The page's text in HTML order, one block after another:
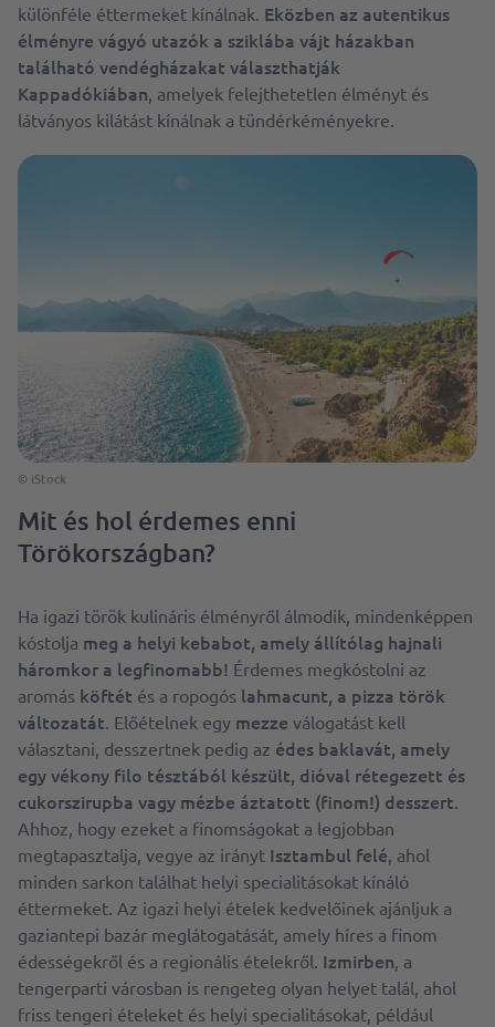
különféle éttermeket kínálnak. Eközben az autentikus
élményre vágyó utazók a sziklába vájt házakban
található vendégházakat választhatják
Kappadókiában, amelyek felejthetetlen élményt és
látványos kilátást kínálnak a tündérkéményekre.
© iStock
Mit és hol érdemes enni
Törökországban?
Ha igazi török kulináris élményről álmodik, mindenképpen
kóstolja meg a helyi kebabot, amely állítólag hajnali
háromkor a legfinomabb! Érdemes megkóstolni az
aromás köftét és a ropogós lahmacunt, a pizza török
változatát. Előételnek egy mezze válogatást kell
választani, desszertnek pedig az édes baklavát, amely
egy vékony filo tésztából készült, dióval rétegezett és
cukorszirupba vagy mézbe áztatott (finom!) desszert.
Ahhoz, hogy ezeket a finomságokat a legjobban
megtapasztalja, vegye az irányt Isztambul felé, ahol
minden sarkon találhat helyi specialitásokat kínáló
éttermeket. Az igazi helyi ételek kedvelőinek ajánljuk a
gaziantepi bazár meglátogatását, amely híres a finom
édességekről és a regionális ételekről. Izmirben, a
tengerparti városban is rengeteg olyan helyet talál, ahol
friss tengeri ételeket és helyi specialitásokat, például